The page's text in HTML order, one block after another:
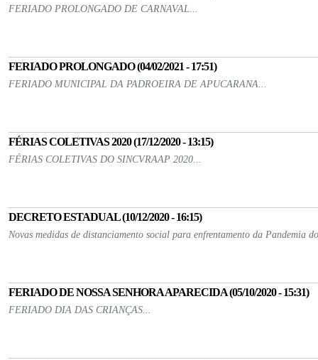
FERIADO PROLONGADO DE CARNAVAL...
FERIADO PROLONGADO (04/02/2021 - 17:51)
FERIADO MUNICIPAL DA PADROEIRA DE APUCARANA...
FÉRIAS COLETIVAS 2020 (17/12/2020 - 13:15)
FÉRIAS COLETIVAS DO SINCVRAAP 2020...
DECRETO ESTADUAL (10/12/2020 - 16:15)
Novas medidas de distanciamento social para enfrentamento da Pandemia
FERIADO DE NOSSA SENHORA APARECIDA (05/10/2020 - 15:31)
FERIADO DIA DAS CRIANÇAS...